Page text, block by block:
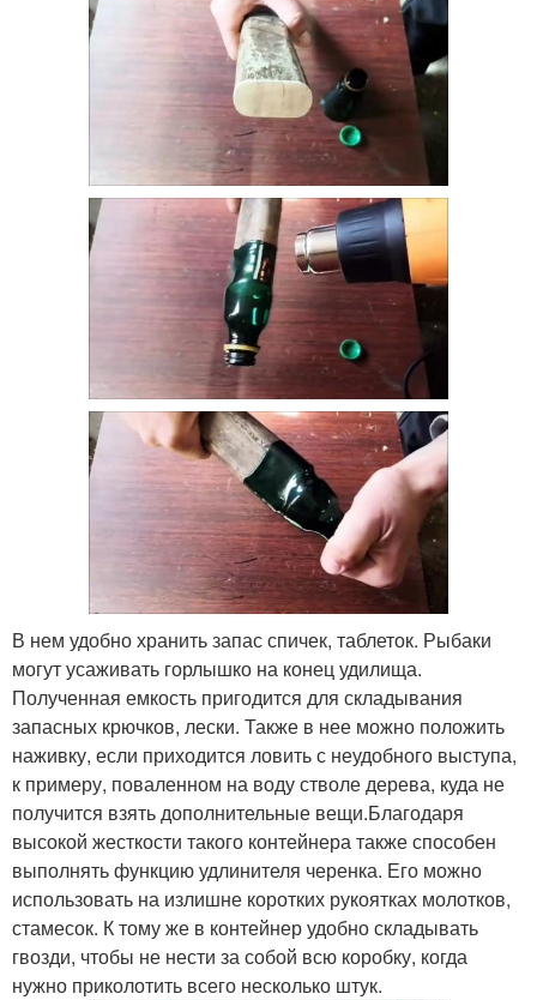
В нем удобно хранить запас спичек, таблеток. Рыбаки
могут усаживать горлышко на конец удилища.
Полученная емкость пригодится для складывания
запасных крючков, лески. Также в нее можно положить
наживку, если приходится ловить с неудобного выступа,
к примеру, поваленном на воду стволе дерева, куда не
получится взять дополнительные вещи.Благодаря
высокой жесткости такого контейнера также способен
выполнять функцию удлинителя черенка. Его можно
использовать на излишне коротких рукоятках молотков,
стамесок. К тому же в контейнер удобно складывать
гвозди, чтобы не нести за собой всю коробку, когда
нужно приколотить всего несколько штук.